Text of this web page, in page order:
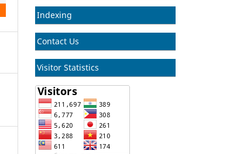
Indexing
Contact Us
Visitor Statistics